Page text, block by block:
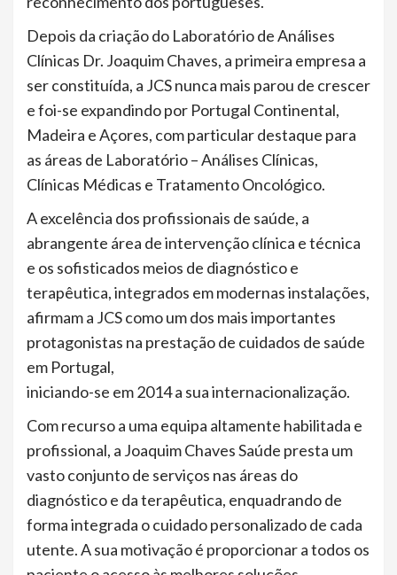
Depois da criação do Laboratório de Análises
Clínicas Dr. Joaquim Chaves, a primeira empresa a
ser constituída, a JCS nunca mais parou de crescer
e foi-se expandindo por Portugal Continental,
Madeira e Açores, com particular destaque para
as áreas de Laboratório – Análises Clínicas,
Clínicas Médicas e Tratamento Oncológico.
A excelência dos profissionais de saúde, a
abrangente área de intervenção clínica e técnica
e os sofisticados meios de diagnóstico e
terapêutica, integrados em modernas instalações,
afirmam a JCS como um dos mais importantes
protagonistas na prestação de cuidados de saúde
em Portugal,
iniciando-se em 2014 a sua internacionalização.
Com recurso a uma equipa altamente habilitada e
profissional, a Joaquim Chaves Saúde presta um
vasto conjunto de serviços nas áreas do
diagnóstico e da terapêutica, enquadrando de
forma integrada o cuidado personalizado de cada
utente. A sua motivação é proporcionar a todos os